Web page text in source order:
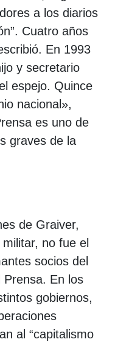
a los diarios
Cuatro años
En 1993
y secretario
espejo. Quince
nacional»,
es uno de
graves de la
de Graiver,
no fue el
socios del
Prensa. En los
gobiernos,
al “capitalismo